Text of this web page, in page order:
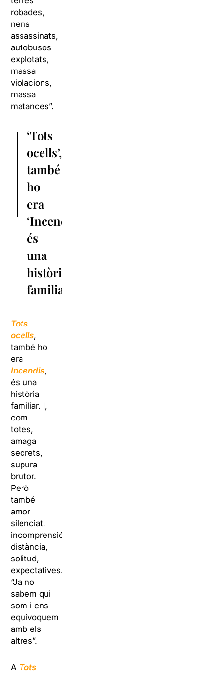
robades,
nens
assassinats,
autobusos
explotats,
massa
violacions,
massa
matances”.
‘Tots
ocells’,
també
ho
era
‘Incendis’,
és
una
història
familiar.
Tots
ocells,
també ho
era
Incendis,
és una
història
familiar. I,
com
totes,
amaga
secrets,
supura
brutor.
Però
també
amor
silenciat,
incomprensió,
distància,
solitud,
expectatives.
“Ja no
sabem qui
som i ens
equivoquem
amb els
altres”.
A Tots